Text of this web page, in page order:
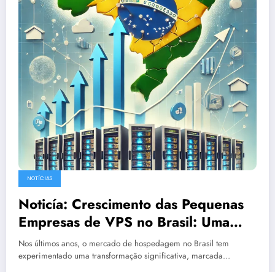
NOTÍCIAS
Noticía: Crescimento das Pequenas
Empresas de VPS no Brasil: Uma
Revolução no Mercado de
Hospedagem
Nos últimos anos, o mercado de hospedagem no Brasil tem
experimentado uma transformação significativa, marcada…